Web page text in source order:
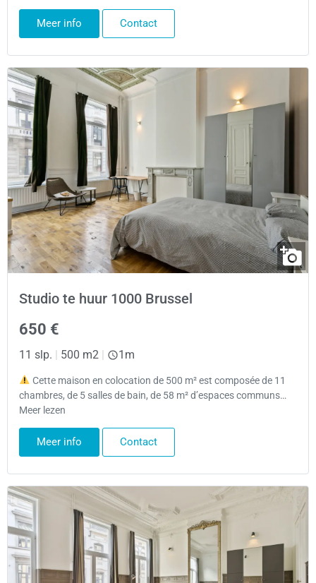
Meer info Contact
Studio te huur 1000 Brussel
650 €
11 slp. | 500 m2 | 1m
Cette maison en colocation de 500 m² est composée de 11
chambres, de 5 salles de bain, de 58 m² d’espaces communs…
Meer lezen
Meer info Contact